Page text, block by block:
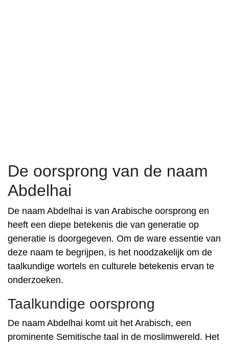
De oorsprong van de naam
Abdelhai
De naam Abdelhai is van Arabische oorsprong en
heeft een diepe betekenis die van generatie op
generatie is doorgegeven. Om de ware essentie van
deze naam te begrijpen, is het noodzakelijk om de
taalkundige wortels en culturele betekenis ervan te
onderzoeken.
Taalkundige oorsprong
De naam Abdelhai komt uit het Arabisch, een
prominente Semitische taal in de moslimwereld. Het